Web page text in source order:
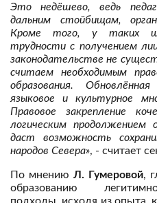
Это недёшево, ведь
дальним стойбищам,
Кроме того, у таких
трудности с получением
законодательстве не
считаем необходимым
образования.
языковое и культурное
Правовое закрепление
логическим продолжением
даст возможность
народов Севера», - считает
По мнению Л. Гумеровой,
образованию